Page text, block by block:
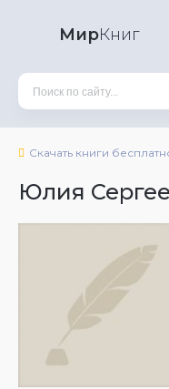
МирКниг
Скачать книги
Юлия